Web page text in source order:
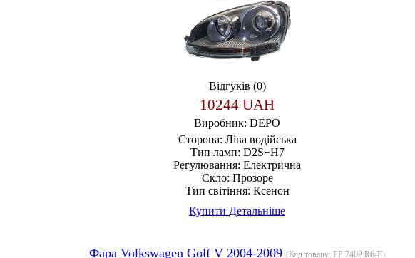
Відгуків (0)
10244 UAH
Виробник: DEPO
Сторона: Ліва водійська
Тип ламп: D2S+H7
Регулювання: Електрична
Скло: Прозоре
Тип світіння: Ксенон
Купити Детальніше
Фара Volkswagen Golf V 2004-2009 (Код товару: FP 7402 R6-E)